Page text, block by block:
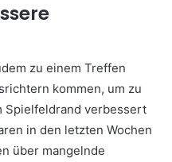
zu einem Treffen
kommen, um zu
Spielfeldrand verbessert
in den letzten Wochen
über mangelnde